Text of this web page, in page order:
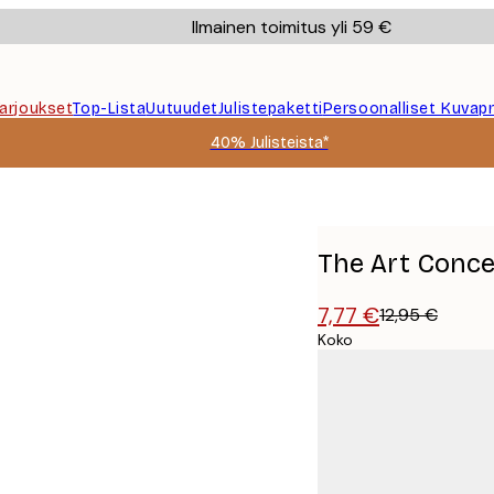
Ilmainen toimitus yli 59 €
Top-ListaUutuudetJulistepakettiPersoonalliset
40% Julisteista*
Juliste
The Art
7,77 €12,95 €
Koko